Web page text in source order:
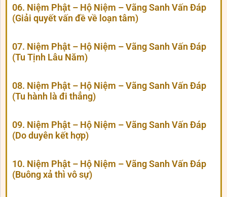
06. Niệm Phật – Hộ Niệm – Vãng Sanh Vấn Đáp
(Giải quyết vấn đề về loạn tâm)
07. Niệm Phật – Hộ Niệm – Vãng Sanh Vấn Đáp
(Tu Tịnh Lâu Năm)
08. Niệm Phật – Hộ Niệm – Vãng Sanh Vấn Đáp
(Tu hành là đi thẳng)
09. Niệm Phật – Hộ Niệm – Vãng Sanh Vấn Đáp
(Do duyên kết hợp)
10. Niệm Phật – Hộ Niệm – Vãng Sanh Vấn Đáp
(Buông xả thì vô sự)